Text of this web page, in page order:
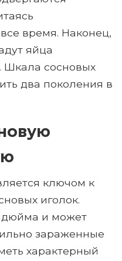
время. Наконец,
яйца
Шкала сосновых
два поколения в
ключом к
иголок.
дюйма и может
зараженные
характерный